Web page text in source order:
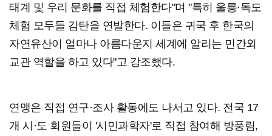
태계 및 우리 문화를 직접 체험한다"며 "특히 울릉·독도
체험 모두들 감탄을 연발한다. 이들은 귀국 후 한국의
자연유산이 얼마나 아름다운지 세계에 알리는 민간외
교관 역할을 하고 있다"고 강조했다.
연맹은 직접 연구·조사 활동에도 나서고 있다. 전국 17
개 시·도 회원들이 '시민과학자'로 직접 참여해 방풍림,